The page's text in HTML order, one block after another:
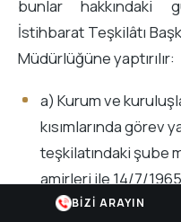
bunlar hakkındaki
İstihbarat Teşkilâtı
Müdürlüğüne yaptırılır:
a) Kurum ve
kısımlarında görev
teşkilatındaki şube
amirleri ile 14/7/
36’ncı maddesinin
BIZI ARAYIN